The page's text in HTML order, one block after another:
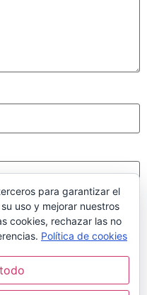
y web en este
que comente.
para garantizar el
uso y mejorar nuestros
cookies, rechazar las no
Política de cookies